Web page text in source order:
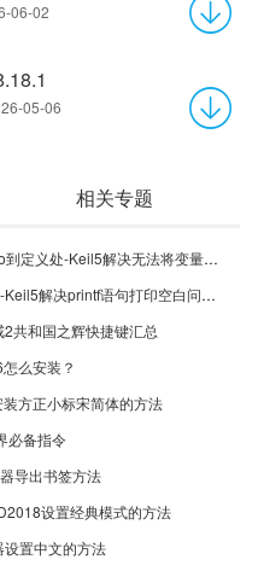
06-02
05-06
相关专题
Keil5怎么解决无法将变量或函数Go To到定义处-Keil5解决无法将变量或函数Go To到定义处的方法
Keil5怎么解决printf语句打印空白问题-Keil5解决printf语句打印空白问题的方法
共和国之辉快捷键汇总
么安装？
方正小标宋简体的方法
必备指令
导出书签方法
设置经典模式的方法
置中文的方法